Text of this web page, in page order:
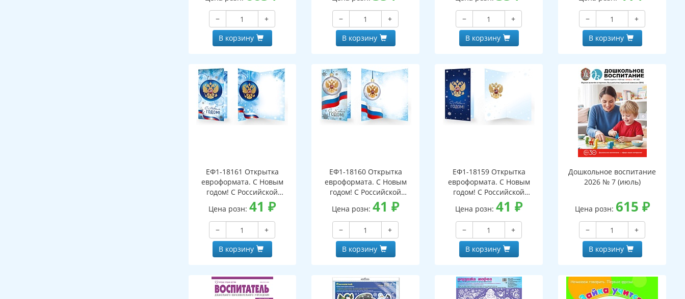
−
+
В корзину
−
+
В корзину
−
+
В корзину
−
+
В корзину
ЕФ1-18161 Открытка
евроформата. С Новым
годом! С Российской
символикой. Без текста
(серебряная фольга)
Цена розн:41₽
−
+
В корзину
ЕФ1-18160 Открытка
евроформата. С Новым
годом! С Российской
символикой. Без текста
(серебряная фольга)
Цена розн:41₽
−
+
В корзину
ЕФ1-18159 Открытка
евроформата. С Новым
годом! С Российской
символикой. Без текста
(серебряная фольга)
Цена розн:41₽
−
+
В корзину
Дошкольное воспитание
2026 № 7 (июль)
Цена розн: 615 ₽
−
+
В корзину